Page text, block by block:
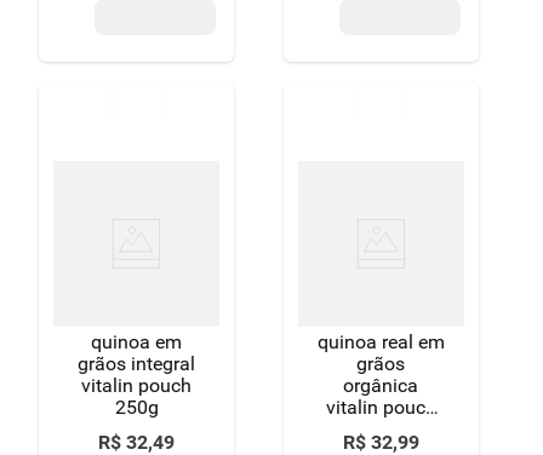
quinoa em
grãos integral
vitalin pouch
250g
R$ 32,49
quinoa real em
grãos
orgânica
vitalin pouch
250g
R$ 32,99